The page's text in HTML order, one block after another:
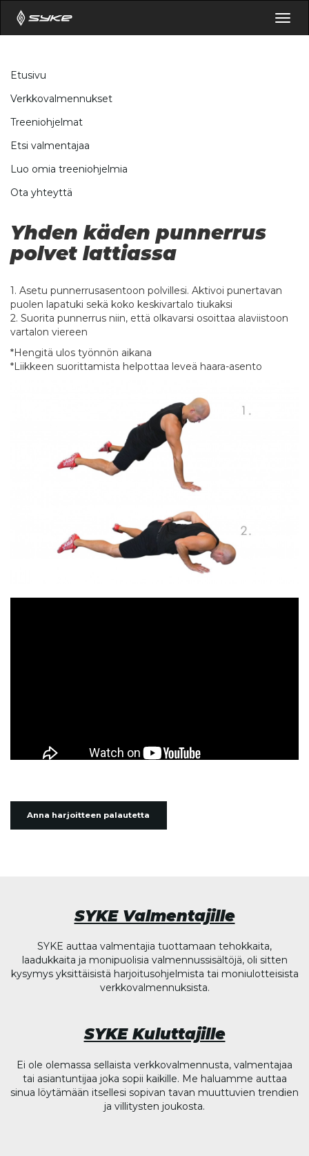
Etusivu
Verkkovalmennukset
Treeniohjelmat
Etsi valmentajaa
Luo omia treeniohjelmia
Ota yhteyttä
Yhden käden punnerrus
polvet lattiassa
1. Asetu punnerrusasentoon polvillesi. Aktivoi punertavan
puolen lapatuki sekä koko keskivartalo tiukaksi
2. Suorita punnerrus niin, että olkavarsi osoittaa alaviistoon
vartalon viereen
*Hengitä ulos työnnön aikana
*Liikkeen suorittamista helpottaa leveä haara-asento
Anna harjoitteen palautetta
SYKE Valmentajille
SYKE auttaa valmentajia tuottamaan tehokkaita,
laadukkaita ja monipuolisia valmennussisältöjä, oli sitten
kysymys yksittäisistä harjoitusohjelmista tai moniulotteisista
verkkovalmennuksista.
SYKE Kuluttajille
Ei ole olemassa sellaista verkkovalmennusta, valmentajaa
tai asiantuntijaa joka sopii kaikille. Me haluamme auttaa
sinua löytämään itsellesi sopivan tavan muuttuvien trendien
ja villitysten joukosta.